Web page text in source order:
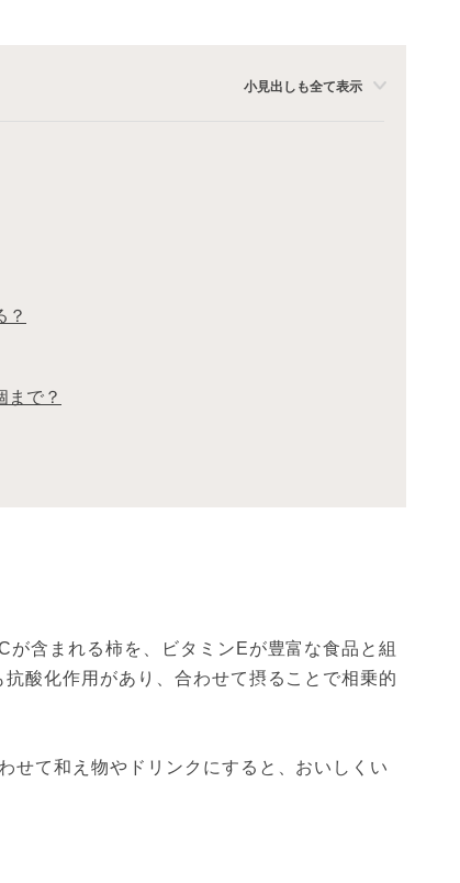
小見出しも全て表示
？
まで？
含まれる柿を、ビタミンEが豊富な食品と組
酸化作用があり、合わせて摂ることで相乗的
せて和え物やドリンクにすると、おいしくい